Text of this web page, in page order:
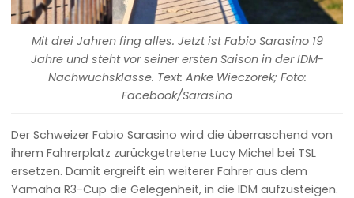
Mit drei Jahren fing alles. Jetzt ist Fabio Sarasino 19
Jahre und steht vor seiner ersten Saison in der IDM-
Nachwuchsklasse. Text: Anke Wieczorek; Foto:
Facebook/Sarasino
Der Schweizer Fabio Sarasino wird die überraschend von
ihrem Fahrerplatz zurückgetretene Lucy Michel bei TSL
ersetzen. Damit ergreift ein weiterer Fahrer aus dem
Yamaha R3-Cup die Gelegenheit, in die IDM aufzusteigen.